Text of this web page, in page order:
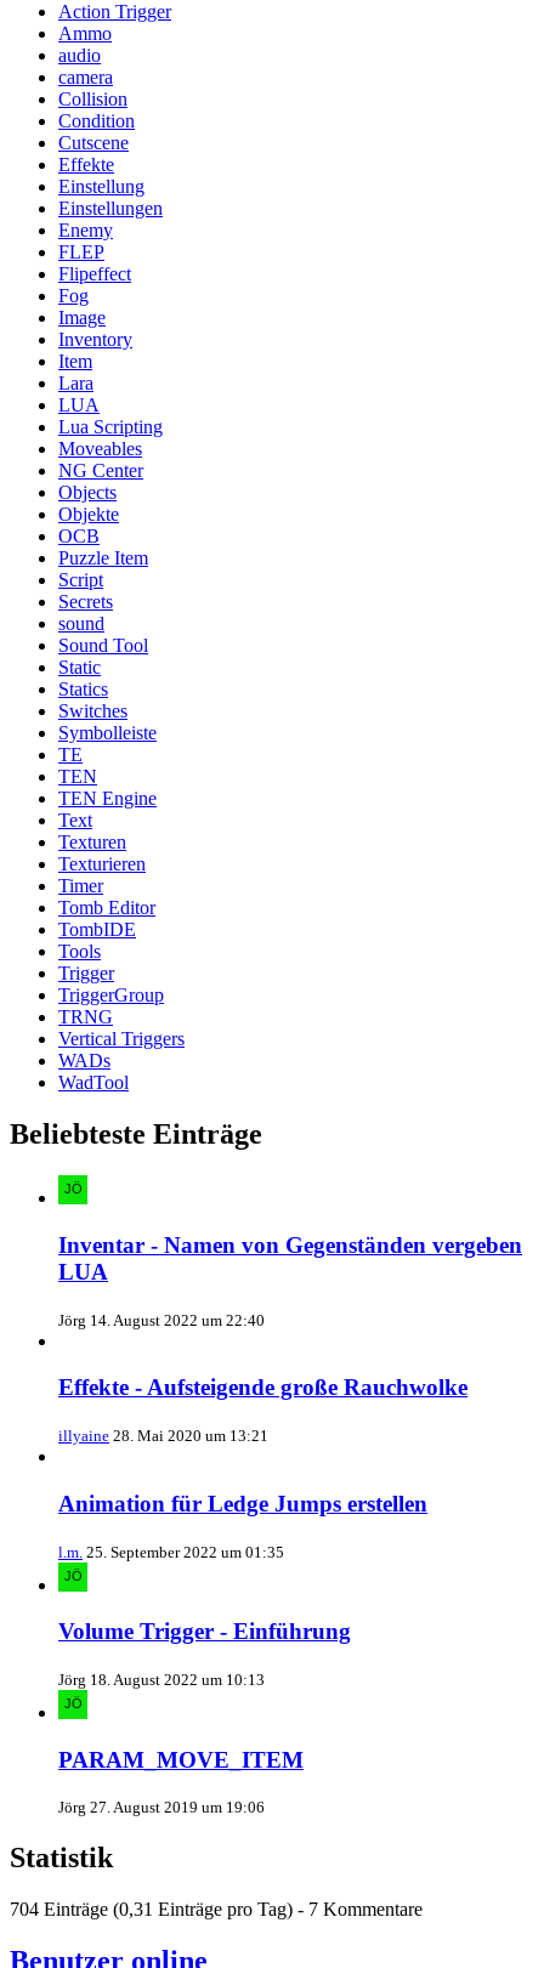
Action Trigger
Ammo
audio
camera
Collision
Condition
Cutscene
Effekte
Einstellung
Einstellungen
Enemy
FLEP
Flipeffect
Fog
Image
Inventory
Item
Lara
LUA
Lua Scripting
Moveables
NG Center
Objects
Objekte
OCB
Puzzle Item
Script
Secrets
sound
Sound Tool
Static
Statics
Switches
Symbolleiste
TE
TEN
TEN Engine
Text
Texturen
Texturieren
Timer
Tomb Editor
TombIDE
Tools
Trigger
TriggerGroup
TRNG
Vertical Triggers
WADs
WadTool
Beliebteste Einträge
Inventar - Namen von Gegenständen vergeben
LUA
Jörg 14. August 2022 um 22:40
Effekte - Aufsteigende große Rauchwolke
illyaine 28. Mai 2020 um 13:21
Animation für Ledge Jumps erstellen
l.m. 25. September 2022 um 01:35
Volume Trigger - Einführung
Jörg 18. August 2022 um 10:13
PARAM_MOVE_ITEM
Jörg 27. August 2019 um 19:06
Statistik
704 Einträge (0,31 Einträge pro Tag) - 7 Kommentare
Benutzer online